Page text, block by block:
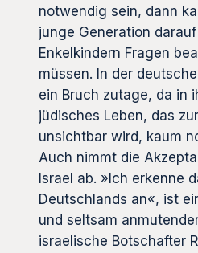
notwendig sein, dann
junge Generation
Enkelkindern Fragen
müssen. In der
ein Bruch zutage, da in
jüdisches Leben, das
unsichtbar wird, kaum
Auch nimmt die
Israel ab. »Ich erkenne
Deutschlands an«, ist
und seltsam
israelische Botschafter